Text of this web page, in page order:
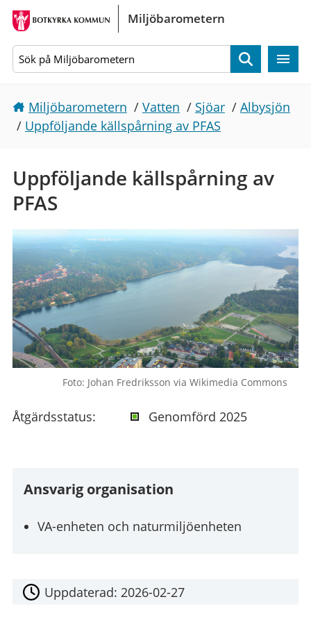
Gå direkt till sidans innehåll
Miljöbarometern
Sök
Miljöbarometern / Vatten / Sjöar / Albysjön
/ Uppföljande källspårning av PFAS
Uppföljande källspårning av
PFAS
Foto: Johan Fredriksson via Wikimedia Commons
Åtgärdsstatus: Genomförd 2025
Ansvarig organisation
VA-enheten och naturmiljöenheten
Uppdaterad: 2026-02-27